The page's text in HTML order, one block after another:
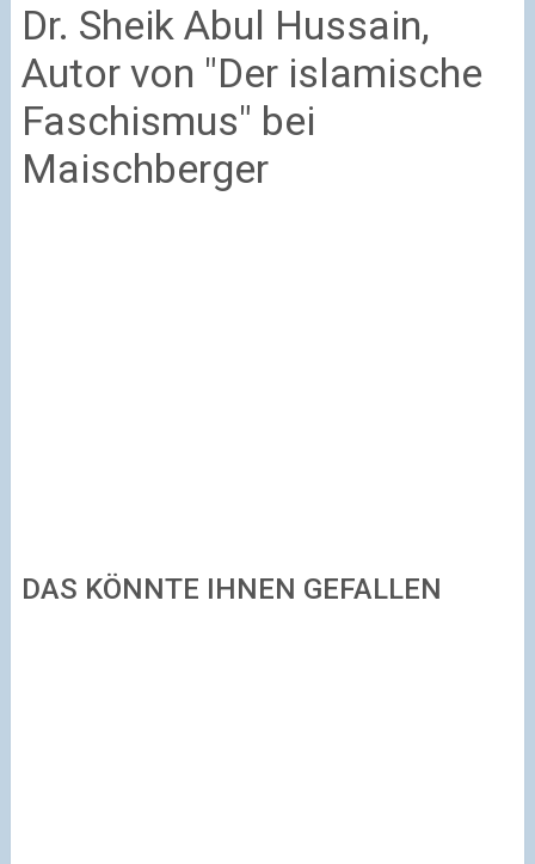
Dr. Sheik Abul Hussain,
Autor von "Der islamische
Faschismus" bei
Maischberger
DAS KÖNNTE IHNEN GEFALLEN